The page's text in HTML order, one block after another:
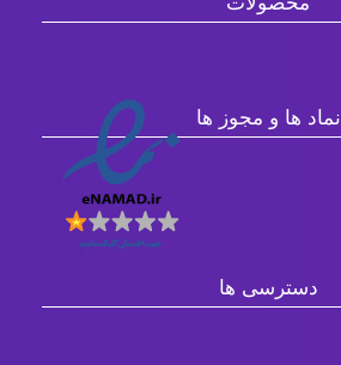
نماد ها و مجوز ها
دسترسی ها